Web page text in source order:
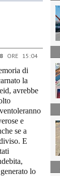
ORE 15:04
di
la
avrebbe
e
se a
E
lo